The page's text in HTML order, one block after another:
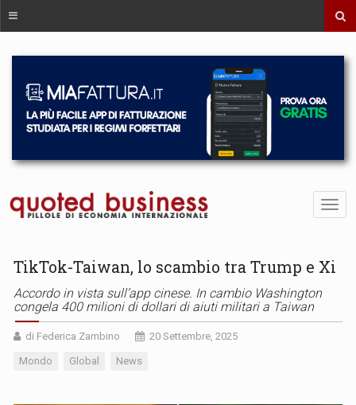
TikTok-Taiwan, lo scambio tra Trump e Xi
Accordo in vista sull’app cinese. In cambio Washington
congela 400 milioni di dollari di aiuti militari a Taiwan
di Federica Zambino 20 Settembre, 2025
Mondo Global News